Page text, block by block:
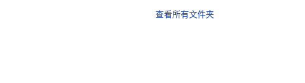
查看所有文件夹